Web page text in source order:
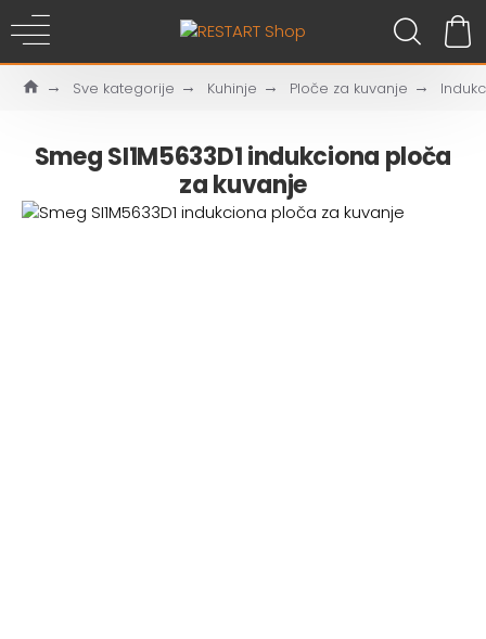
Sve kategorije Kuhinje Ploče za kuvanje
Smeg SI1M5633D1 indukciona ploča
za kuvanje